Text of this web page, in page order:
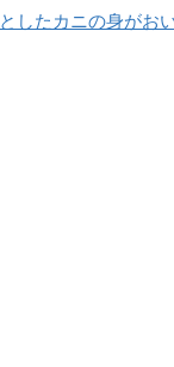
としたカニの身がお